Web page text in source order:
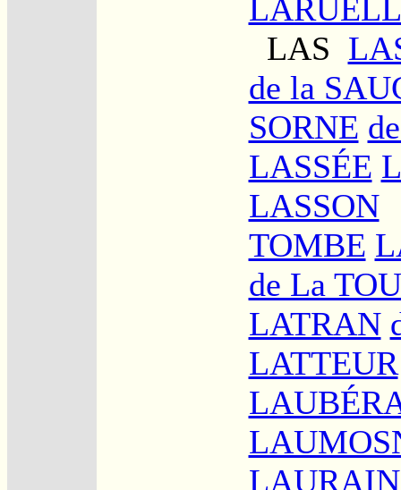
LAS
de la
SORNE
LASSÉE
LASSON
TOMBE
de La
LATRAN
LATTEUR
LAURAIN